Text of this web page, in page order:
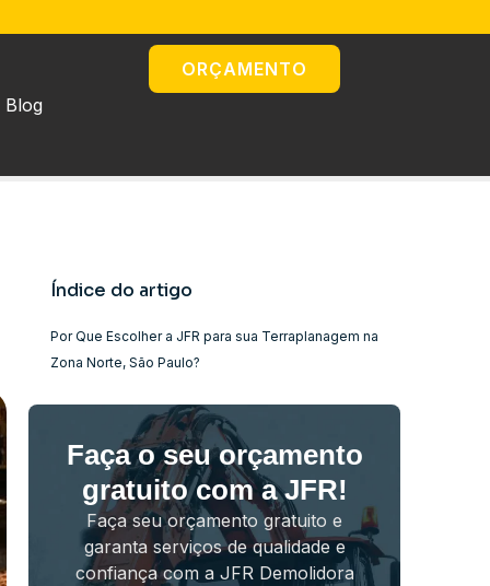
Blog
ORÇAMENTO
Índice do artigo
Por Que Escolher a JFR para sua Terraplanagem na
Zona Norte, São Paulo?
Faça o seu orçamento
gratuito com a JFR!
Faça seu orçamento gratuito e
garanta serviços de qualidade e
confiança com a JFR Demolidora